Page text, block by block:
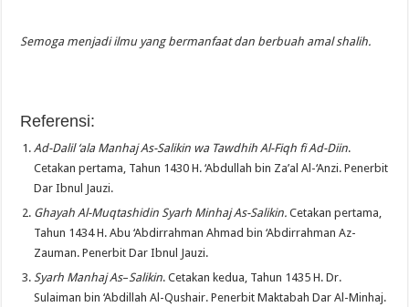
Semoga menjadi ilmu yang bermanfaat dan berbuah amal shalih.
Referensi:
Ad-Dalil ‘ala Manhaj As-Salikin wa Tawdhih Al-Fiqh fi Ad-Diin.
Cetakan pertama, Tahun 1430 H. ‘Abdullah bin Za’al Al-‘Anzi. Penerbit
Dar Ibnul Jauzi.
Ghayah Al-Muqtashidin Syarh Minhaj As-Salikin.Cetakan pertama,
Tahun 1434 H. Abu ‘Abdirrahman Ahmad bin ‘Abdirrahman Az-
Zauman. Penerbit Dar Ibnul Jauzi.
Syarh Manhaj As–Salikin. Cetakan kedua, Tahun 1435 H. Dr.
Sulaiman bin ‘Abdillah Al-Qushair. Penerbit Maktabah Dar Al-Minhaj.